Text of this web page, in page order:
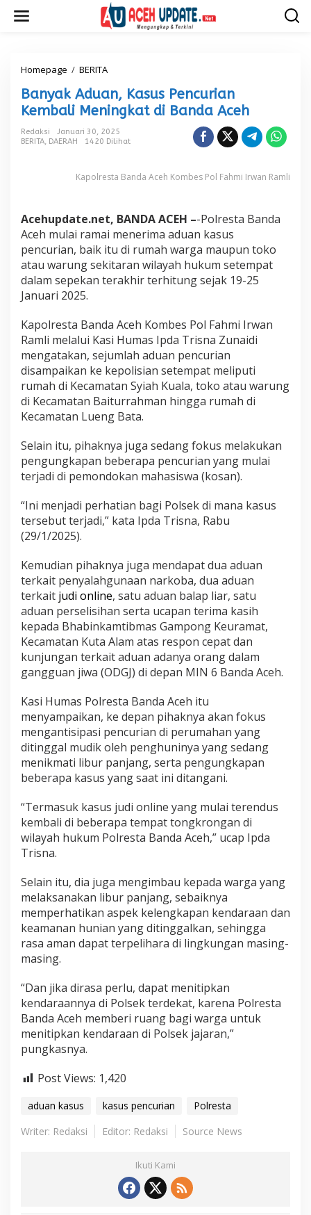
Homepage / BERITA
n
y
a
k
A
a
K
a
s
u
s
P
c
u
r
i
a
n
K
e
m
a
l
M
n
i
a
t
d
i
a
n
d
a
e
h
Banyak Aduan, Kasus Pencurian
Kembali Meningkat di Banda Aceh
Redaksi
Januari 30, 2025
BERITA, DAERAH 1420 Dilihat
Kapolresta Banda Aceh Kombes Pol Fahmi Irwan Ramli
Acehupdate.net, BANDA ACEH –-Polresta Banda
Aceh mulai ramai menerima aduan kasus
pencurian, baik itu di rumah warga maupun toko
atau warung sekitaran wilayah hukum setempat
dalam sepekan terakhir terhitung sejak 19-25
Januari 2025.
Kapolresta Banda Aceh Kombes Pol Fahmi Irwan
Ramli melalui Kasi Humas Ipda Trisna Zunaidi
mengatakan, sejumlah aduan pencurian
disampaikan ke kepolisian setempat meliputi
rumah di Kecamatan Syiah Kuala, toko atau warung
di Kecamatan Baiturrahman hingga rumah di
Kecamatan Lueng Bata.
Selain itu, pihaknya juga sedang fokus melakukan
pengungkapan beberapa pencurian yang mulai
terjadi di pemondokan mahasiswa (kosan).
“Ini menjadi perhatian bagi Polsek di mana kasus
tersebut terjadi,” kata Ipda Trisna, Rabu
(29/1/2025).
Kemudian pihaknya juga mendapat dua aduan
terkait penyalahgunaan narkoba, dua aduan
terkait judi online, satu aduan balap liar, satu
aduan perselisihan serta ucapan terima kasih
kepada Bhabinkamtibmas Gampong Keuramat,
Kecamatan Kuta Alam atas respon cepat dan
kunjungan terkait aduan adanya orang dalam
gangguan jiwa (ODGJ) di depan MIN 6 Banda Aceh.
Kasi Humas Polresta Banda Aceh itu
menyampaikan, ke depan pihaknya akan fokus
mengantisipasi pencurian di perumahan yang
ditinggal mudik oleh penghuninya yang sedang
menikmati libur panjang, serta pengungkapan
beberapa kasus yang saat ini ditangani.
“Termasuk kasus judi online yang mulai terendus
kembali di beberapa tempat tongkrongan di
wilayah hukum Polresta Banda Aceh,” ucap Ipda
Trisna.
Selain itu, dia juga mengimbau kepada warga yang
melaksanakan libur panjang, sebaiknya
memperhatikan aspek kelengkapan kendaraan dan
keamanan hunian yang ditinggalkan, sehingga
rasa aman dapat terpelihara di lingkungan masing-
masing.
“Dan jika dirasa perlu, dapat menitipkan
kendaraannya di Polsek terdekat, karena Polresta
Banda Aceh memberi ruang bagi warga untuk
menitipkan kendaraan di Polsek jajaran,”
pungkasnya.
Post Views: 1,420
aduan kasus kasus pencurian
Polresta
Writer: Redaksi
Editor: Redaksi Source News
Ikuti Kami